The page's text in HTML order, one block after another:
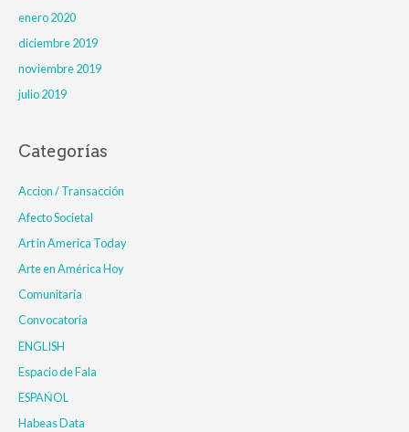
enero 2020
diciembre 2019
noviembre 2019
julio 2019
Categorías
Accion / Transacción
Afecto Societal
Art in America Today
Arte en América Hoy
Comunitaria
Convocatoria
ENGLISH
Espacio de Fala
ESPAŃOL
Habeas Data